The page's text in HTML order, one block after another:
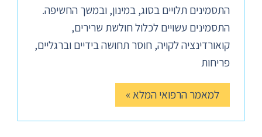
התסמינים תלויים בסוג, במינון, ובמשך החשיפה.
התסמינים עשויים לכלול חולשת שרירים,
קואורדינציה לקויה, חוסר תחושה בידיים וברגליים,
פריחות
למאמר הרפואי המלא »